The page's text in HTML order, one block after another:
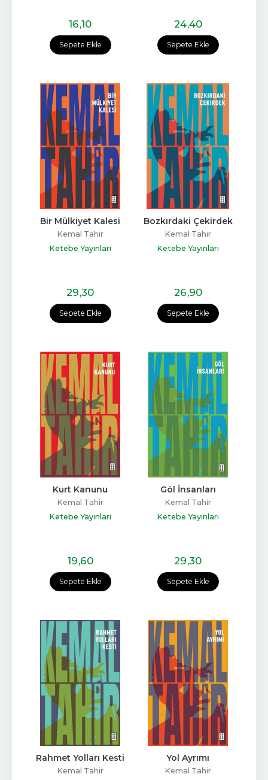
Sepete Ekle
16,10
Sepete Ekle
24,40
Sepete Ekle
Bir Mülkiyet Kalesi
Kemal Tahir
Ketebe Yayınları
29,30
Sepete Ekle
Bozkırdaki Çekirdek
Kemal Tahir
Ketebe Yayınları
26,90
Sepete Ekle
Kurt Kanunu
Kemal Tahir
Ketebe Yayınları
19,60
Sepete Ekle
Göl İnsanları
Kemal Tahir
Ketebe Yayınları
29,30
Rahmet Yolları Kesti
Kemal Tahir
Yol Ayrımı
Kemal Tahir